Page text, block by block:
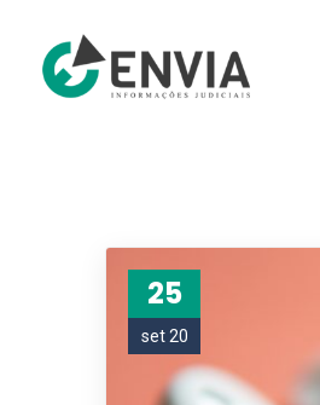
25
set 20